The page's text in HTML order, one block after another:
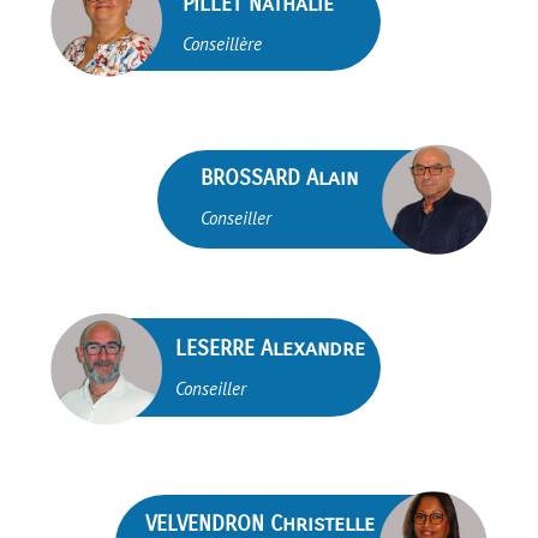
brightness_1
brightness_1
BROSSARD Alain
Conseiller
Conseillère
LESERRE Alexandre
Conseiller
VELVENDRON Christelle